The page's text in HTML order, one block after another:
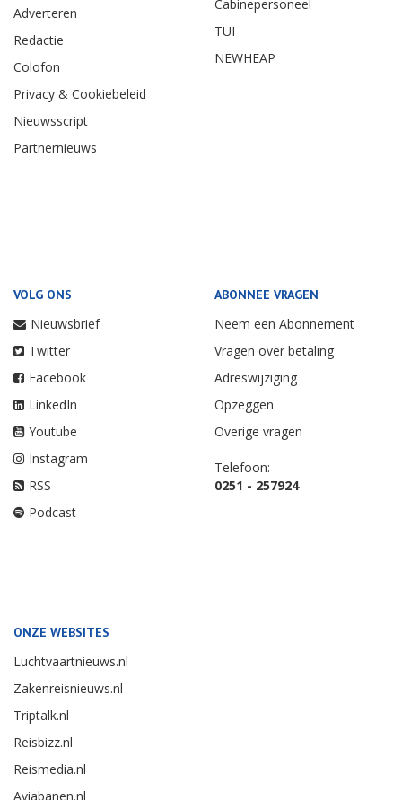
Adverteren
Redactie
Colofon
Privacy & Cookiebeleid
Nieuwsscript
Partnernieuws
Cabinepersoneel
TUI
NEWHEAP
VOLG ONS
Nieuwsbrief
Twitter
Facebook
LinkedIn
Youtube
Instagram
RSS
Podcast
ABONNEE VRAGEN
Neem een Abonnement
Vragen over betaling
Adreswijziging
Opzeggen
Overige vragen
Telefoon:
0251 - 257924
ONZE WEBSITES
Luchtvaartnieuws.nl
Zakenreisnieuws.nl
Triptalk.nl
Reisbizz.nl
Reismedia.nl
Aviabanen.nl